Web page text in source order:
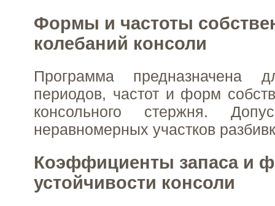
Формы и частоты
колебаний консоли
Программа предназначена
периодов, частот и форм
консольного стержня.
неравномерных участков
Коэффициенты запаса и
устойчивости консоли